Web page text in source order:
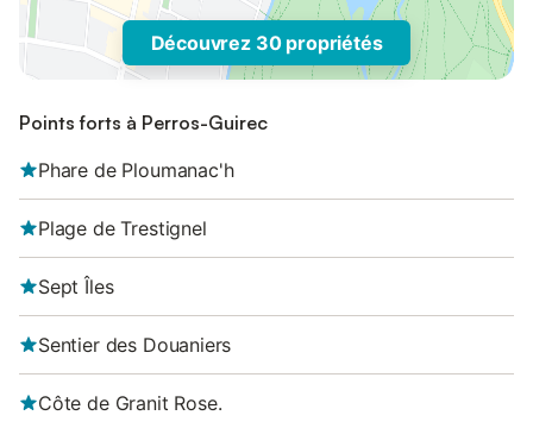
Découvrez 30 propriétés
Points forts à Perros-Guirec
Phare de Ploumanac'h
Plage de Trestignel
Sept Îles
Sentier des Douaniers
Côte de Granit Rose.